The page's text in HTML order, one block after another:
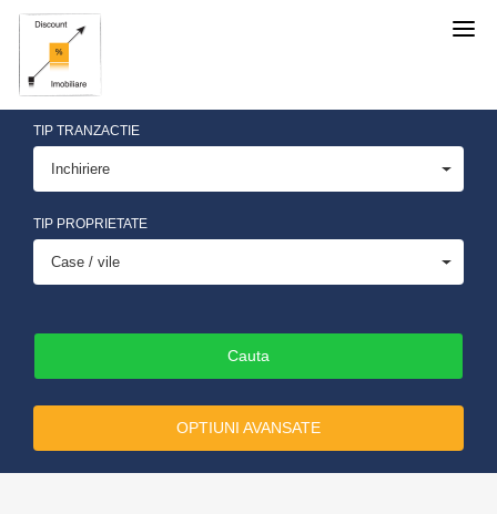
Discount
Imobiliare
TIP TRANZACTIE
Inchiriere
TIP PROPRIETATE
Case / vile
OPTIUNI AVANSATE